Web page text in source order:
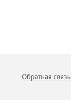
Обратная связь